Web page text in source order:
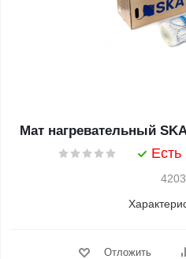
Мат нагревательный
Есть
4203
Отложить